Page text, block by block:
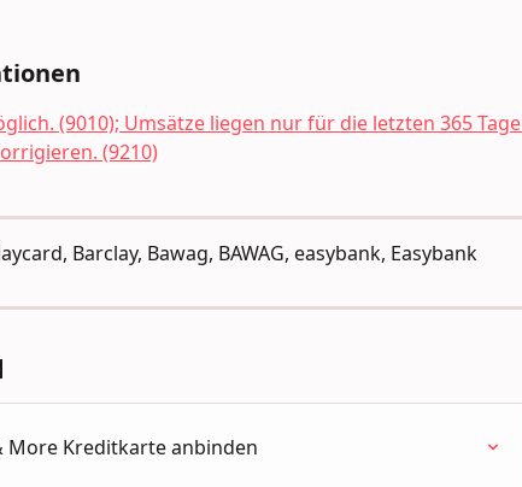
(9010); Umsätze liegen nur für die letzten 365 Tage
(9210)
Barclay, Bawag, BAWAG, easybank, Easybank
More Kreditkarte anbinden